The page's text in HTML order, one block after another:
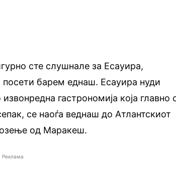
сте слушнале за Есауира,
посети барем еднаш. Есауира нуди
гастрономија која главно
се наоѓа веднаш до Атлантскиот
од Маракеш.
Реклама